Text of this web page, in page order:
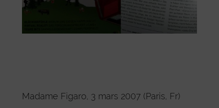
Madame Figaro, 3 mars 2007 (Paris, Fr)